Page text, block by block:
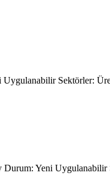
Uygulanabilir Sektörler:
Durum: Yeni